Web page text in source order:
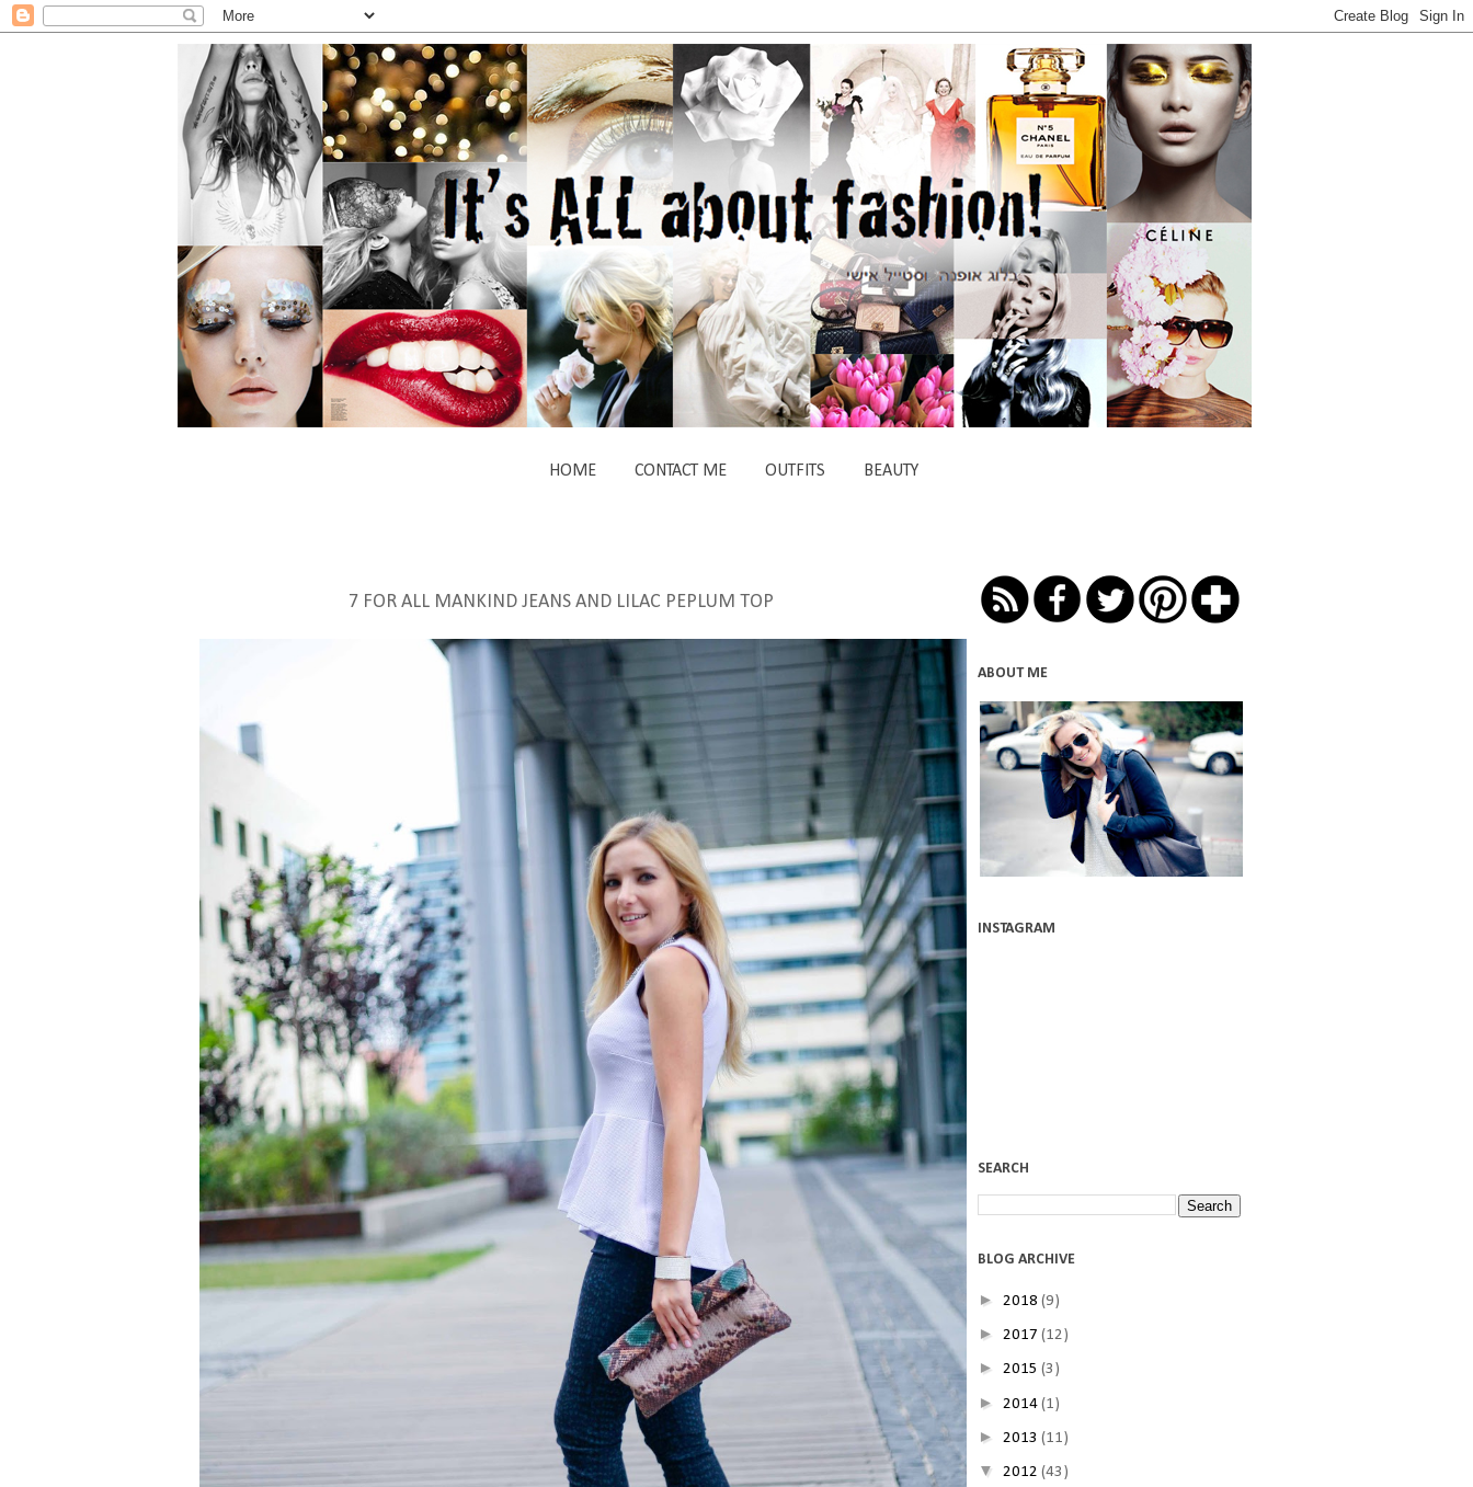
HOME CONTACT ME OUTFITS BEAUTY
7 FOR ALL MANKIND JEANS AND LILAC PEPLUM TOP
ABOUT ME
INSTAGRAM
SEARCH
BLOG ARCHIVE
► 2018 (9)
► 2017 (12)
► 2015 (3)
► 2014 (1)
► 2013 (11)
▼ 2012 (43)